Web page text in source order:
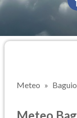
Meteo Baguio